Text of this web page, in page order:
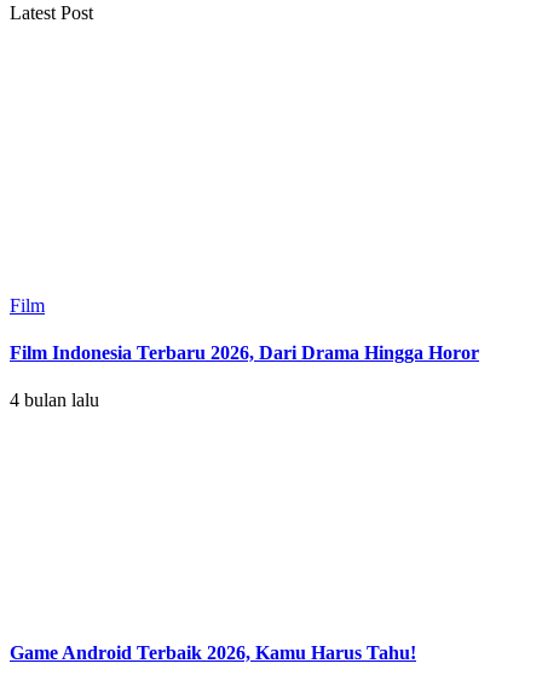
Latest Post
Film
Film Indonesia Terbaru 2026, Dari Drama Hingga Horor
4 bulan lalu
Game Android Terbaik 2026, Kamu Harus Tahu!